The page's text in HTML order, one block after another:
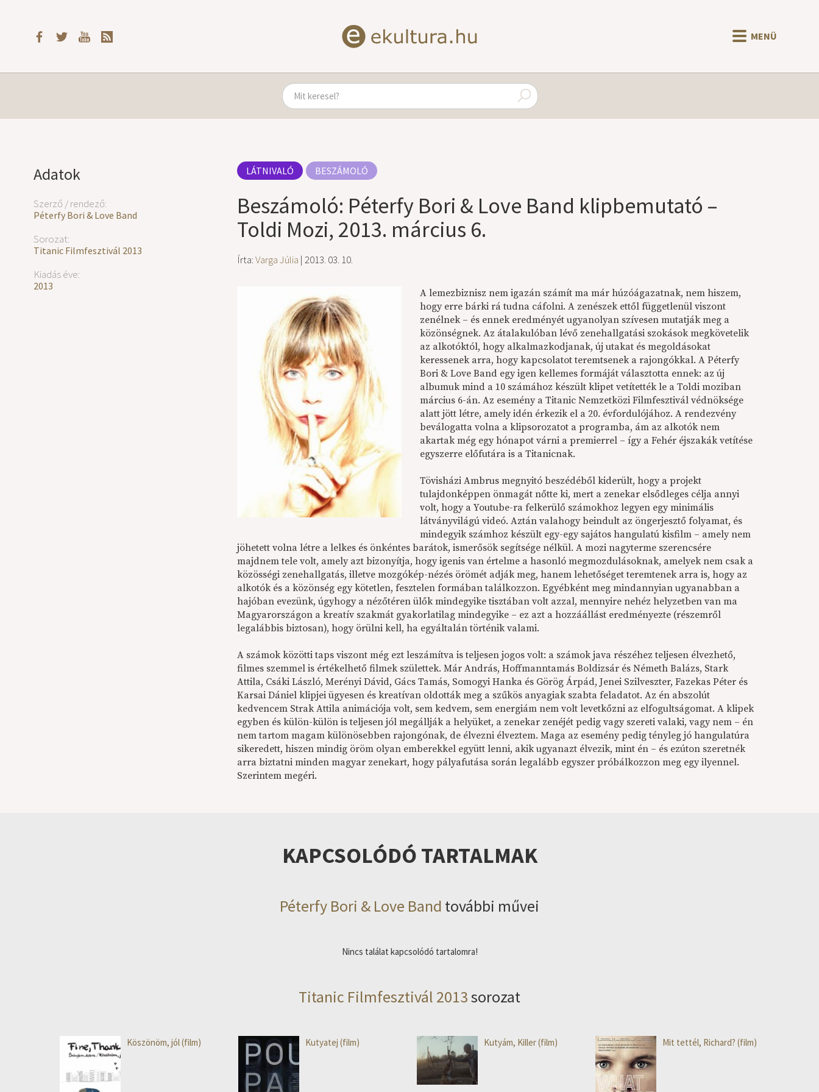
MENÜ
Adatok
Szerző / rendező:
Péterfy Bori & Love Band
Sorozat:
Titanic Filmfesztivál 2013
Kiadás éve:
2013
LÁTNIVALÓ BESZÁMOLÓ
Beszámoló: Péterfy Bori & Love Band klipbemutató –
Toldi Mozi, 2013. március 6.
Írta:Varga Júlia | 2013. 03. 10.
A lemezbiznisz nem igazán számít ma már húzóágazatnak, nem hiszem,
hogy erre bárki rá tudna cáfolni. A zenészek ettől függetlenül viszont
zenélnek – és ennek eredményét ugyanolyan szívesen mutatják meg a
közönségnek. Az átalakulóban lévő zenehallgatási szokások megkövetelik
az alkotóktól, hogy alkalmazkodjanak, új utakat és megoldásokat
keressenek arra, hogy kapcsolatot teremtsenek a rajongókkal. A Péterfy
Bori & Love Band egy igen kellemes formáját választotta ennek: az új
albumuk mind a 10 számához készült klipet vetítették le a Toldi moziban
március 6-án. Az esemény a Titanic Nemzetközi Filmfesztivál védnöksége
alatt jött létre, amely idén érkezik el a 20. évfordulójához. A rendezvény
beválogatta volna a klipsorozatot a programba, ám az alkotók nem
akartak még egy hónapot várni a premierrel – így a Fehér éjszakák vetítése
egyszerre előfutára is a Titanicnak.
Tövisházi Ambrus megnyitó beszédéből kiderült, hogy a projekt
tulajdonképpen önmagát nőtte ki, mert a zenekar elsődleges célja annyi
volt, hogy a Youtube-ra felkerülő számokhoz legyen egy minimális
látványvilágú videó. Aztán valahogy beindult az öngerjesztő folyamat, és
mindegyik számhoz készült egy-egy sajátos hangulatú kisfilm – amely nem
jöhetett volna létre a lelkes és önkéntes barátok, ismerősök segítsége nélkül. A mozi nagyterme szerencsére
majdnem tele volt, amely azt bizonyítja, hogy igenis van értelme a hasonló megmozdulásoknak, amelyek nem csak a
közösségi zenehallgatás, illetve mozgókép-nézés örömét adják meg, hanem lehetőséget teremtenek arra is, hogy az
alkotók és a közönség egy kötetlen, fesztelen formában találkozzon. Egyébként meg mindannyian ugyanabban a
hajóban evezünk, úgyhogy a nézőtéren ülők mindegyike tisztában volt azzal, mennyire nehéz helyzetben van ma
Magyarországon a kreatív szakmát gyakorlatilag mindegyike – ez azt a hozzáállást eredményezte (részemről
legalábbis biztosan), hogy örülni kell, ha egyáltalán történik valami.
A számok közötti taps viszont még ezt leszámítva is teljesen jogos volt: a számok java részéhez teljesen élvezhető,
filmes szemmel is értékelhető filmek születtek.Már András, Hoffmanntamás Boldizsár és Németh Balázs, Stark
Attila, Csáki László, Merényi Dávid, Gács Tamás, Somogyi Hanka és Görög Árpád, Jenei Szilveszter, Fazekas Péter és
Karsai Dániel klipjei ügyesen és kreatívan oldották meg a szűkös anyagiak szabta feladatot. Az én abszolút
kedvencem Strak Attila animációja volt, sem kedvem, sem energiám nem volt levetkőzni az elfogultságomat.A klipek
egyben és külön-külön is teljesen jól megállják a helyüket, a zenekar zenéjét pedig vagy szereti valaki, vagy nem – én
nem tartom magam különösebben rajongónak, de élvezni élveztem. Maga az esemény pedig tényleg jó hangulatúra
sikeredett, hiszen mindig öröm olyan emberekkel együtt lenni, akik ugyanazt élvezik, mint én – és ezúton szeretnék
arra biztatni minden magyar zenekart, hogy pályafutása során legalább egyszer próbálkozzon meg egy ilyennel.
Szerintem megéri.
KAPCSOLÓDÓ TARTALMAK
Péterfy Bori & Love Band további művei
Nincs találat kapcsolódó tartalomra!
Titanic Filmfesztivál 2013sorozat
Köszönöm, jól (film) Kutyatej (film) Kutyám, Killer (film) Mit tettél, Richard? (film)